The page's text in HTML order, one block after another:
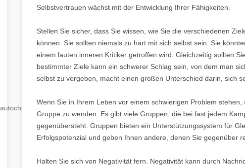
Selbstvertrauen wächst mit der Entwicklung Ihrer Fähigkeiten.
Stellen Sie sicher, dass Sie wissen, wie Sie die verschiedenen
können. Sie sollten niemals zu hart mit sich selbst sein. Sie
einem lauten inneren Kritiker getroffen wird. Gleichzeitig sollten
bestimmter Ziele kann ein schwerer Schlag sein, von dem man
selbst zu vergeben, macht einen großen Unterschied darin, sich
Wenn Sie in Ihrem Leben vor einem schwierigen Problem
Gruppe zu wenden. Es gibt viele Gruppen, die bei fast jedem
gegenübersteht. Gruppen bieten ein Unterstützungssystem für
Erfolgspotenzial und geben Ihnen andere, denen Sie gegenüber
Halten Sie sich von Negativität fern. Negativität kann durch